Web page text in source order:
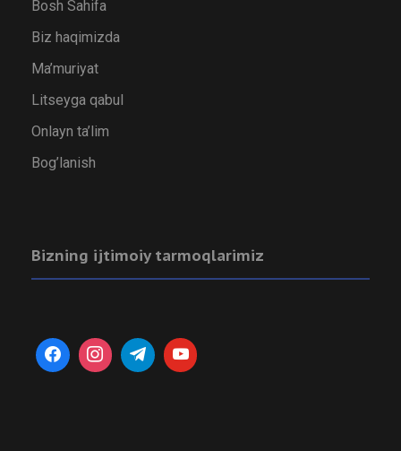
Bosh Sahifa
Biz haqimizda
Ma’muriyat
Litseyga qabul
Onlayn ta’lim
Bog’lanish
Bizning ijtimoiy tarmoqlarimiz